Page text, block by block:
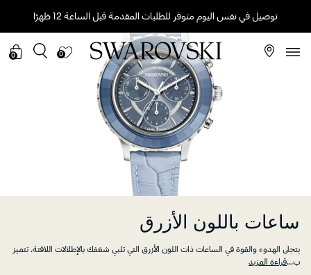
توصيل في نفس اليوم متوفر للطلبات المقدمة قبل الساعة 12 ظهرًا
0
0
ساعات باللون الأزرق
يتجلى الهدوء والقوة في الساعات ذات اللون الأزرق التي تلبي شغفك بالإطلالات اللافتة. تتميز
ب...قراءة المزيد